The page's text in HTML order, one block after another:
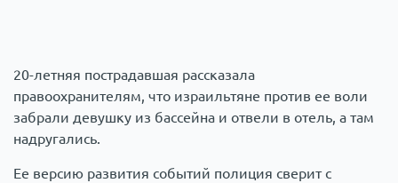
20-летняя пострадавшая рассказала
правоохранителям, что израильтяне против ее воли
забрали девушку из бассейна и отвели в отель, а там
надругались.
Ее версию развития событий полиция сверит с